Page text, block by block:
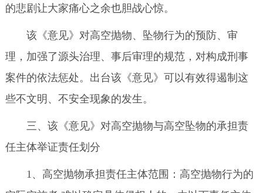
的悲剧让大家痛心之余也胆战心惊。
该《意见》对高空抛物、坠物行为的预防、审
理，加强了源头治理、事后审理的规范，对构成刑事
案件的依法惩处。出台该《意见》可以有效得遏制这
些不文明、不安全现象的发生。
三、该《意见》对高空抛物与高空坠物的承担责
任主体举证责任划分
1、高空抛物承担责任主体范围：高空抛物行为的